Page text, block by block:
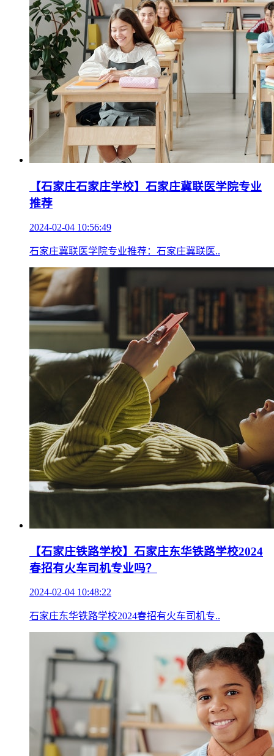
【石家庄石家庄学校】石家庄冀联医学院专业
推荐
2024-02-04 10:56:49
石家庄冀联医学院专业推荐：石家庄冀联医..
【石家庄铁路学校】石家庄东华铁路学校2024
春招有火车司机专业吗？
2024-02-04 10:48:22
石家庄东华铁路学校2024春招有火车司机专..